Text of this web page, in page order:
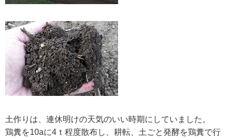
お問い合わせ
RECRUIT
求人情報
土作りは、連休明けの天気のいい時期にしていました。
鶏糞を10aに4ｔ程度散布し、耕転、土ごと発酵を鶏糞で行